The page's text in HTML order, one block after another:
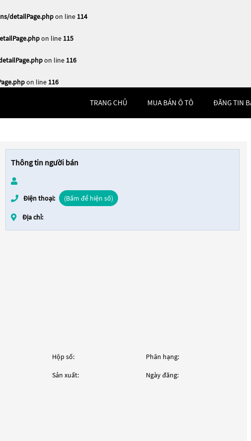
detailPage.phpon line 114
on line 115
on line 116
on line 116
TRANG CHỦ MUA BÁN Ô TÔ ĐĂNG TIN
Thông tin người bán
Điện thoại: (Bấm để hiện số)
Địa chỉ:
Hộp số: Phân hạng:
Sản xuất: Ngày đăng: